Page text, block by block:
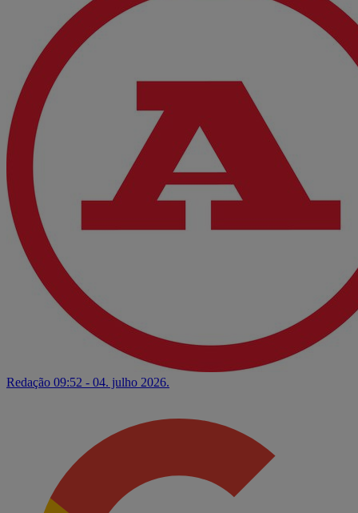
Redação 09:52 - 04. julho 2026.